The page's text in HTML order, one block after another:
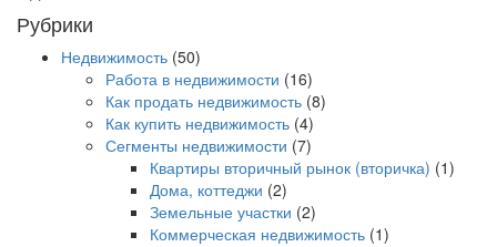
Рубрики
Недвижимость (50)
Работа в недвижимости (16)
Как продать недвижимость (8)
Как купить недвижимость (4)
Сегменты недвижимости (7)
Квартиры вторичный рынок (вторичка) (1)
Дома, коттеджи (2)
Земельные участки (2)
Коммерческая недвижимость (1)